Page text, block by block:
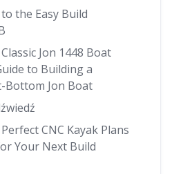
the Easy Build
Jon 1448 Boat
to Building a
Bottom Jon Boat
CNC Kayak Plans
Your Next Build